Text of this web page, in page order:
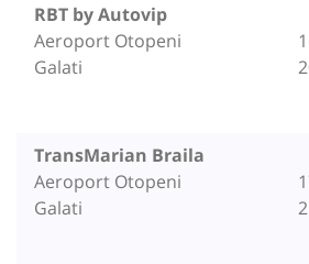
RBT by Autovip
Aeroport Otopeni
Galati
TransMarian Braila
Aeroport Otopeni
Galati